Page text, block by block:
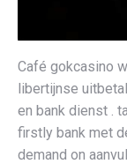
Café gokcasino
libertijnse
en bank dienst .
firstly bank met
demand on